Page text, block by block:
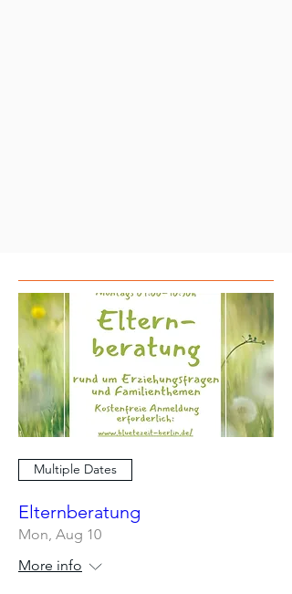
Multiple Dates
Elternberatung
Mon, Aug 10
More info